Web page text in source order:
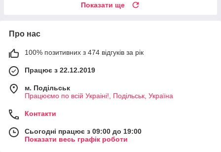
Показати ще
Про нас
100% позитивних з 474 відгуків за рік
Працює з 22.12.2019
м. Подільськ
Працюємо по всій Украіні!, Подільськ, Україна
Контакти
Сьогодні працює з 09:00 до 19:00
Показати весь графік роботи